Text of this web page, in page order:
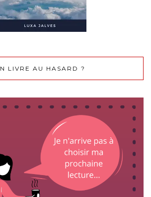
LIVRE AU HASARD ?